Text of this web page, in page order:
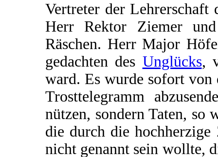
Vertreter der Lehrerschaft
Herr Rektor Ziemer
Räschen. Herr Major
gedachten des Unglücks,
ward. Es wurde sofort von
Trosttelegramm
nützen, sondern Taten, so
die durch die
nicht genannt sein wollte,